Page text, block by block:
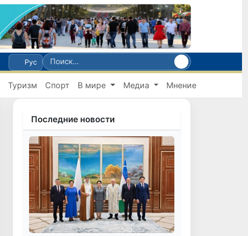
Рус
Туризм Спорт В мире Медиа Мнение
Последние новости